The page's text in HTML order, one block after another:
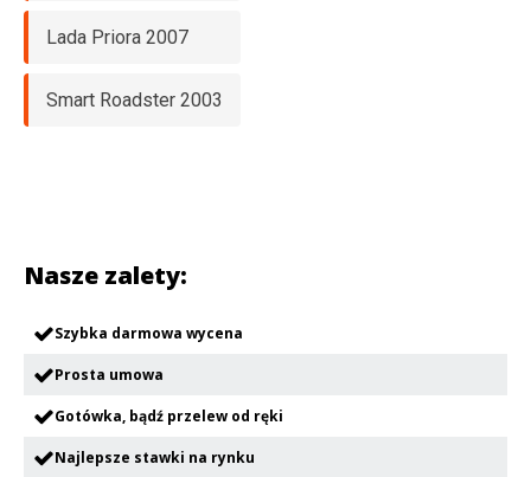
Lada Priora 2007
Smart Roadster 2003
Nasze zalety:
Szybka darmowa wycena
Prosta umowa
Gotówka, bądź przelew od ręki
Najlepsze stawki na rynku